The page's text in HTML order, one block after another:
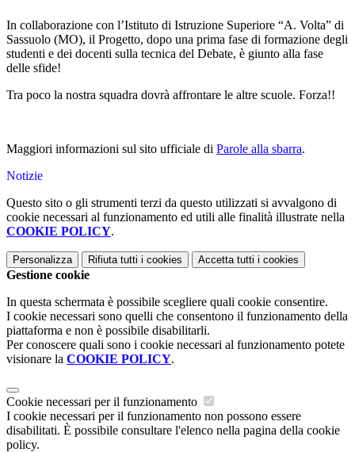
In collaborazione con l’Istituto di Istruzione Superiore “A. Volta” di
Sassuolo (MO), il Progetto, dopo una prima fase di formazione degli
studenti e dei docenti sulla tecnica del Debate, è giunto alla fase
delle sfide!
Tra poco la nostra squadra dovrà affrontare le altre scuole. Forza!!
Maggiori informazioni sul sito ufficiale di Parole alla sbarra.
Notizie
Questo sito o gli strumenti terzi da questo utilizzati si avvalgono di
cookie necessari al funzionamento ed utili alle finalità illustrate nella
COOKIE POLICY.
Personalizza Rifiuta tutti i cookies Accetta tutti i cookies
Gestione cookie
In questa schermata è possibile scegliere quali cookie consentire.
I cookie necessari sono quelli che consentono il funzionamento della
piattaforma e non è possibile disabilitarli.
Per conoscere quali sono i cookie necessari al funzionamento potete
visionare la COOKIE POLICY.
Cookie necessari per il funzionamento
I cookie necessari per il funzionamento non possono essere
disabilitati. È possibile consultare l'elenco nella pagina della cookie
policy.